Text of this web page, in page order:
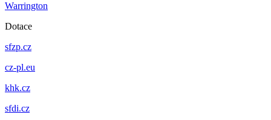
Warrington
Dotace
sfzp.cz
cz-pl.eu
khk.cz
sfdi.cz